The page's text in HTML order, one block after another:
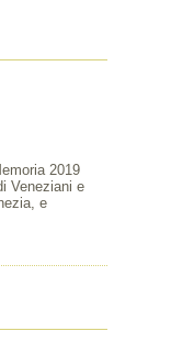
2019
Veneziani e
e